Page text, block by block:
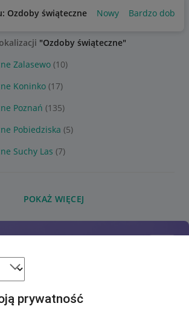
prywatność
Ozdoby świąteczne Nowy Bardzo dobry
"Ozdoby świąteczne"
Zalasewo (10)
Koninko (17)
Poznań (135)
Pobiedziska (5)
Suchy Las (7)
POKAŻ WIĘCEJ